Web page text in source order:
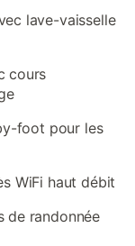
lave-vaisselle
cours
foot pour les
WiFi haut débit
de randonnée